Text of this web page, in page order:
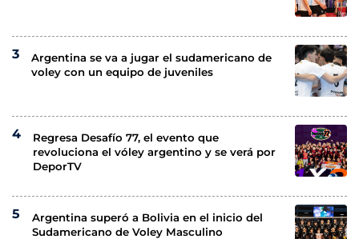
Argentina se va a jugar el sudamericano de
voley con un equipo de juveniles
Regresa Desafío 77, el evento que
revoluciona el vóley argentino y se verá por
DeporTV
Argentina superó a Bolivia en el inicio del
Sudamericano de Voley Masculino